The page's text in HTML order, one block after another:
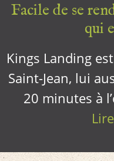
Facile de se
qui
Kings Landing
Saint-Jean, lui
20 minutes à